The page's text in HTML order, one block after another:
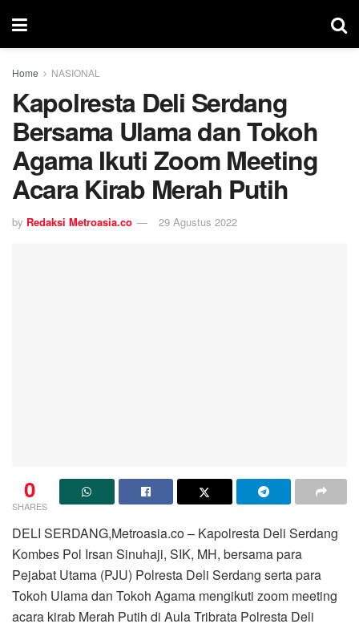
Home NASIONAL
Kapolresta Deli Serdang
Bersama Ulama dan Tokoh
Agama Ikuti Zoom Meeting
Acara Kirab Merah Putih
by Redaksi Metroasia.co 29 Agustus 2022
0
SHARES
DELI SERDANG,Metroasia.co – Kapolresta Deli Serdang
Kombes Pol Irsan Sinuhaji, SIK, MH, bersama para
Pejabat Utama (PJU) Polresta Deli Serdang serta para
Tokoh Ulama dan Tokoh Agama mengikuti zoom meeting
acara kirab Merah Putih di Aula Tribrata Polresta Deli